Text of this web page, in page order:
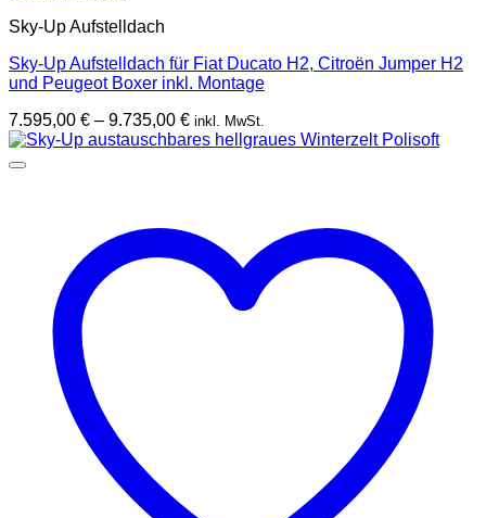
Sky-Up Aufstelldach
Sky-Up Aufstelldach für Fiat Ducato H2, Citroën Jumper H2
und Peugeot Boxer inkl. Montage
7.595,00 € – 9.735,00 €Preisspanne:
7.595,00 €
inkl. MwSt.